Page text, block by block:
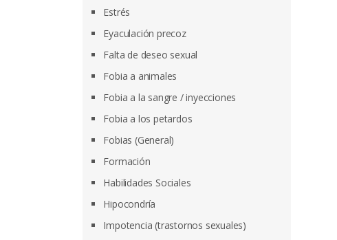
Estrés
Eyaculación precoz
Falta de deseo sexual
Fobia a animales
Fobia a la sangre / inyecciones
Fobia a los petardos
Fobias (General)
Formación
Habilidades Sociales
Hipocondría
Impotencia (trastornos sexuales)